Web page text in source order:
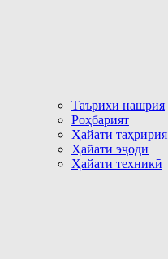
Таърихи нашрия
Роҳбарият
Ҳайати таҳририя
Ҳайати эҷодӣ
Ҳайати техникӣ